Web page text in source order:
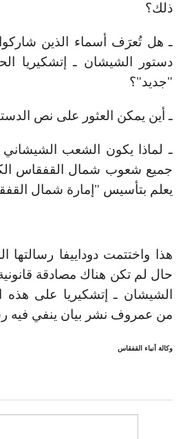
ذلك؟
ـ هل تُعرَف أسماء الذين
دستور الشيشان ـ إتشكيريا
"جديد"؟
ـ أين يمكن العثور على نص
ـ لماذا يكون الشعب
جميع شعوب شمال القفقاس
يعلم بتأسيس "إمارة شمال
هذا واختتمت دوداييفا رسالتها
حال لم تكن هناك مصادقة
الشيشان ـ إتشكيريا على هذه
من عمروف نشر بيان ينفي فيه
وكالة أنباء القفقاس